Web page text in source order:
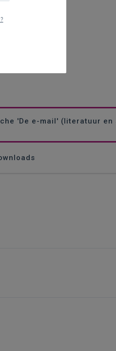
'De e-mail' (literatuur en